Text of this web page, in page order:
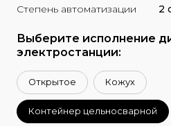
Степень автоматизации
2
Выберите исполнение
электростанции:
Открытое Кожух
Контейнер цельносварной